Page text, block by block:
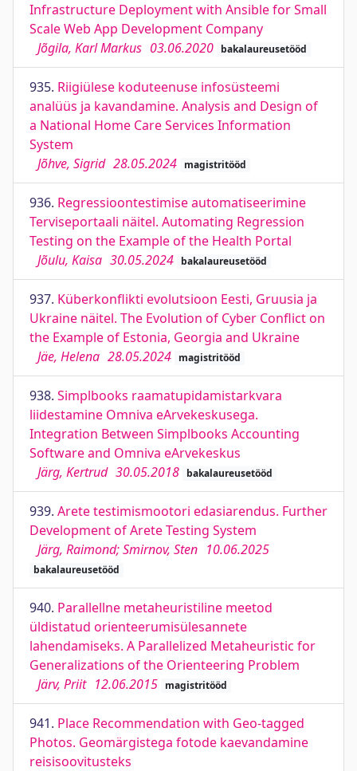
Infrastructure Deployment with Ansible for Small
Scale Web App Development Company
Jõgila, Karl Markus 03.06.2020 bakalaureusetööd
935. Riigiülese koduteenuse infosüsteemi
analüüs ja kavandamine. Analysis and Design of
a National Home Care Services Information
System
Jõhve, Sigrid 28.05.2024 magistritööd
936. Regressioontestimise automatiseerimine
Terviseportaali näitel. Automating Regression
Testing on the Example of the Health Portal
Jõulu, Kaisa 30.05.2024 bakalaureusetööd
937. Küberkonflikti evolutsioon Eesti, Gruusia ja
Ukraine näitel. The Evolution of Cyber Conflict on
the Example of Estonia, Georgia and Ukraine
Jäe, Helena 28.05.2024 magistritööd
938. Simplbooks raamatupidamistarkvara
liidestamine Omniva eArvekeskusega.
Integration Between Simplbooks Accounting
Software and Omniva eArvekeskus
Järg, Kertrud 30.05.2018 bakalaureusetööd
939. Arete testimismootori edasiarendus. Further
Development of Arete Testing System
Järg, Raimond; Smirnov, Sten 10.06.2025
bakalaureusetööd
940. Parallellne metaheuristiline meetod
üldistatud orienteerumisülesannete
lahendamiseks. A Parallelized Metaheuristic for
Generalizations of the Orienteering Problem
Järv, Priit 12.06.2015 magistritööd
941. Place Recommendation with Geo-tagged
Photos. Geomärgistega fotode kaevandamine
reisisoovitusteks